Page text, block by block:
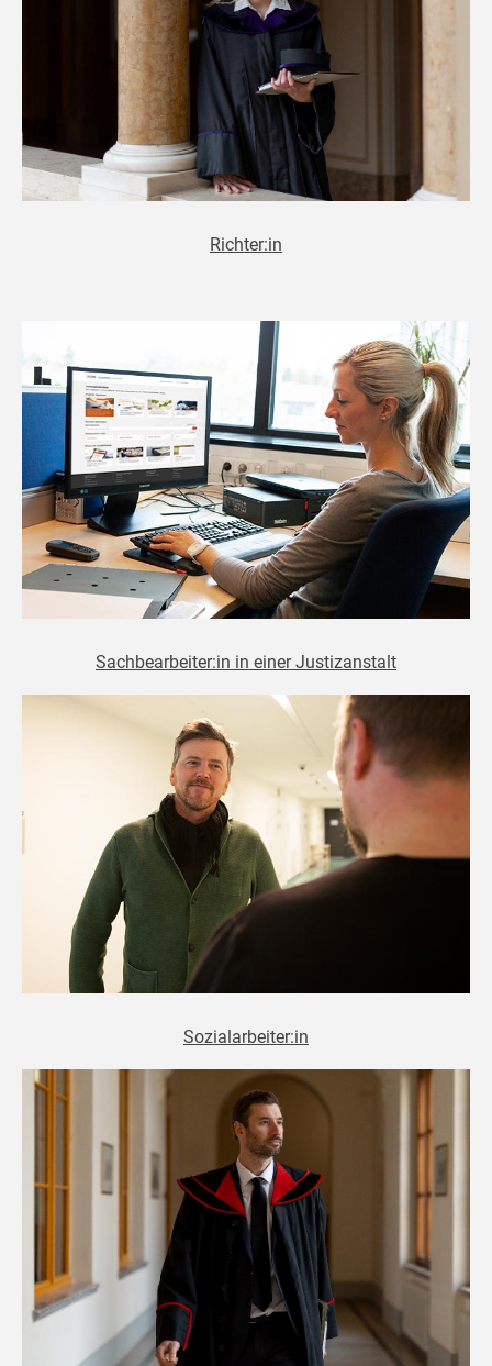
Richter:in
Sachbearbeiter:in in einer Justizanstalt
Sozialarbeiter:in